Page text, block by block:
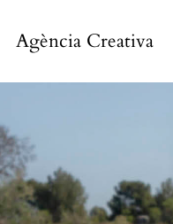
Agència Creativa